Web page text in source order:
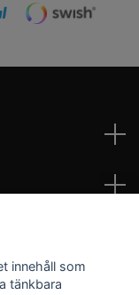
innehåll som
tänkbara